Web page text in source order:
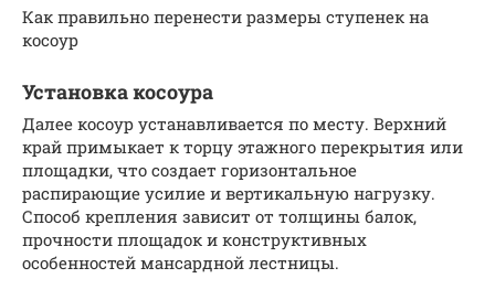
Как правильно перенести размеры ступенек на
косоур
Установка косоура
Далее косоур устанавливается по месту. Верхний
край примыкает к торцу этажного перекрытия или
площадки, что создает горизонтальное
распирающие усилие и вертикальную нагрузку.
Способ крепления зависит от толщины балок,
прочности площадок и конструктивных
особенностей мансардной лестницы.